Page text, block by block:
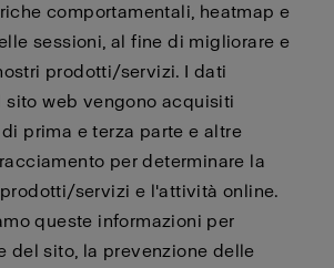
comportamentali, heatmap e
sessioni, al fine di migliorare e
prodotti/servizi. I dati
web vengono acquisiti
prima e terza parte e altre
per determinare la
servizi e l'attività online.
queste informazioni per
del sito, la prevenzione delle